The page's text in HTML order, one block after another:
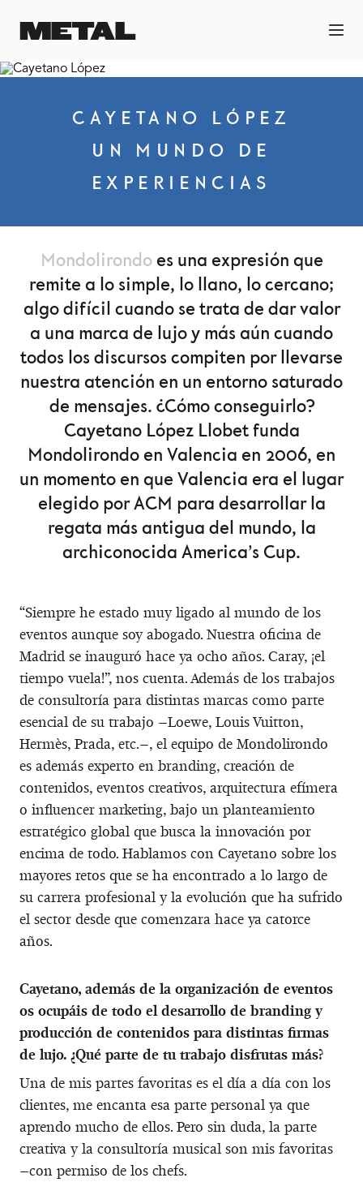
CAYETANO LÓPEZ
UN MUNDO DE
EXPERIENCIAS
Mondolirondoes una expresión que
remite a lo simple, lo llano, lo cercano;
algo difícil cuando se trata de dar valor
a una marca de lujo y más aún cuando
todos los discursos compiten por llevarse
nuestra atención en un entorno saturado
de mensajes. ¿Cómo conseguirlo?
Cayetano López Llobet funda
Mondolirondo en Valencia en 2006, en
un momento en que Valencia era el lugar
elegido por ACM para desarrollar la
regata más antigua del mundo, la
archiconocida America’s Cup.
“Siempre he estado muy ligado al mundo de los
eventos aunque soy abogado. Nuestra oficina de
Madrid se inauguró hace ya ocho años. Caray, ¡el
tiempo vuela!”, nos cuenta. Además de los trabajos
de consultoría para distintas marcas como parte
esencial de su trabajo –Loewe, Louis Vuitton,
Hermès, Prada, etc.–, el equipo de Mondolirondo
es además experto en branding, creación de
contenidos, eventos creativos, arquitectura efímera
o influencer marketing, bajo un planteamiento
estratégico global que busca la innovación por
encima de todo. Hablamos con Cayetano sobre los
mayores retos que se ha encontrado a lo largo de
su carrera profesional y la evolución que ha sufrido
el sector desde que comenzara hace ya catorce
años.
Cayetano, además de la organización de eventos
os ocupáis de todo el desarrollo de branding y
producción de contenidos para distintas firmas
de lujo. ¿Qué parte de tu trabajo disfrutas más?
Una de mis partes favoritas es el día a día con los
clientes, me encanta esa parte personal ya que
aprendo mucho de ellos. Pero sin duda, la parte
creativa y la consultoría musical son mis favoritas
–con permiso de los chefs.